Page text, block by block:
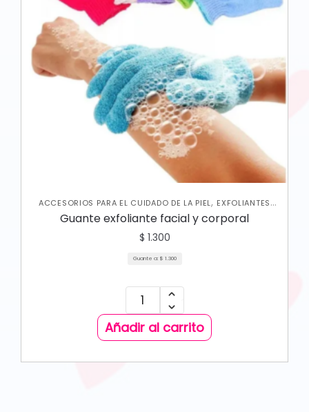
ACCESORIOS PARA EL CUIDADO DE LA PIEL, EXFOLIANTES
CORPORALES ,JABONES Y EXFOLIANTES,SKIN CARE
CORPORAL,SKIN CARE FACIAL
Guante exfoliante facial y corporal
$ 1.300
Guante a: $ 1.300
Añadir al carrito